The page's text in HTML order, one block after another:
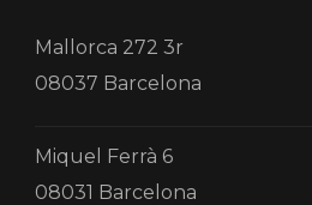
Mallorca 272 3r
08037 Barcelona
Miquel Ferrà 6
08031 Barcelona